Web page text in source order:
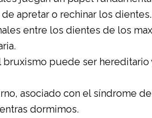
apretar o rechinar los dientes.
entre los dientes de los
bruxismo puede ser
asociado con el síndrome
dormimos.